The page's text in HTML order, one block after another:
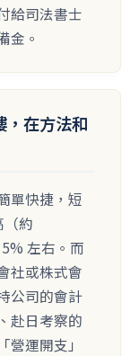
給司法書士
金。
，在方法和
單快捷，短
約
左右。而
社或株式會
公司的會計
赴日考察的
運開支」